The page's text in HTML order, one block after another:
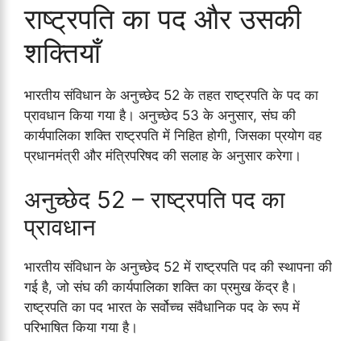
राष्ट्रपति का पद और उसकी
शक्तियाँ
भारतीय संविधान के अनुच्छेद 52 के तहत राष्ट्रपति के पद का
प्रावधान किया गया है। अनुच्छेद 53 के अनुसार, संघ की
कार्यपालिका शक्ति राष्ट्रपति में निहित होगी, जिसका प्रयोग वह
प्रधानमंत्री और मंत्रिपरिषद की सलाह के अनुसार करेगा।
अनुच्छेद 52 – राष्ट्रपति पद का
प्रावधान
भारतीय संविधान के अनुच्छेद 52 में राष्ट्रपति पद की स्थापना की
गई है, जो संघ की कार्यपालिका शक्ति का प्रमुख केंद्र है।
राष्ट्रपति का पद भारत के सर्वोच्च संवैधानिक पद के रूप में
परिभाषित किया गया है।